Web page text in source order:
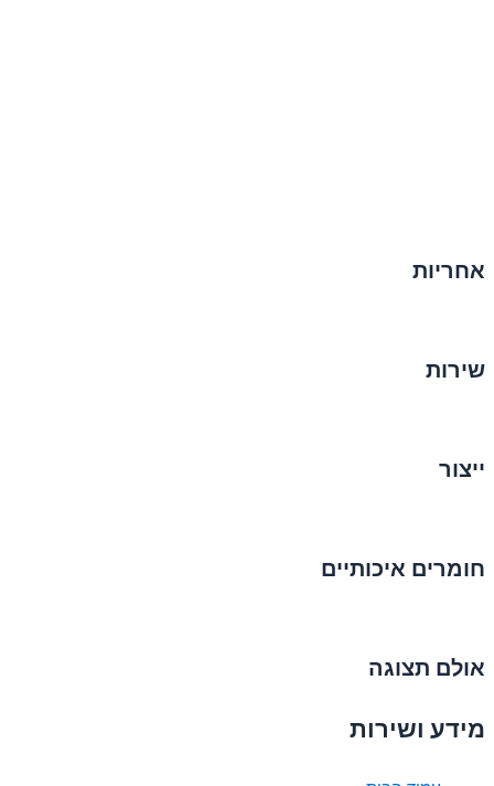
אחריות
שירות
ייצור
חומרים איכותיים
אולם תצוגה
מידע ושירות